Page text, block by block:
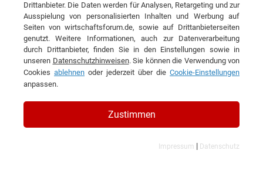
LUFTFRACHTVERKEHR
Filtern nach Kategorie: Filtern nach Land:
5 Ergebnisse gefunden
Angezeigt werden die Ergebnisse: 1 bis 5
Drittanbieter. Die Daten werden für Analysen, Retargeting und zur
Ausspielung von personalisierten Inhalten und Werbung auf
Seiten von wirtschaftsforum.de, sowie auf Drittanbieterseiten
genutzt. Weitere Informationen, auch zur Datenverarbeitung
durch Drittanbieter, finden Sie in den Einstellungen sowie in
unseren Datenschutzhinweisen. Sie können die Verwendung von
Cookies ablehnen oder jederzeit über die Cookie-Einstellungen
anpassen.
Zustimmen
Impressum | Datenschutz